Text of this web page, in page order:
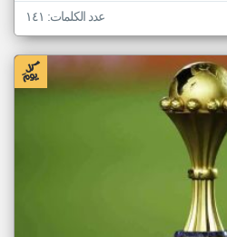
عدد الكلمات: ١٤١